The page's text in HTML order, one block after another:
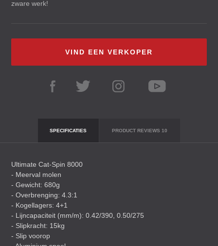
zware werk!
VIND EEN VERKOPER
SPECIFICATIES PRODUCT REVIEWS 10
Ultimate Cat-Spin 8000
- Meerval molen
- Gewicht: 680g
- Overbrenging: 4.3:1
- Kogellagers: 4+1
- Lijncapaciteit (mm/m): 0.42/390, 0.50/275
- Slipkracht: 15kg
- Slip voorop